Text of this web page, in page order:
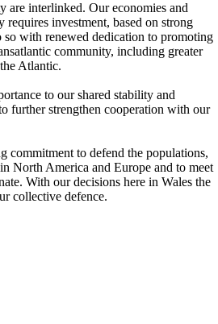
are interlinked. Our economies and
investment, based on strong
so with renewed dedication to promoting
community, including greater
Atlantic.
to our shared stability and
further strengthen cooperation with our
commitment to defend the populations,
North America and Europe and to meet
With our decisions here in Wales the
collective defence.